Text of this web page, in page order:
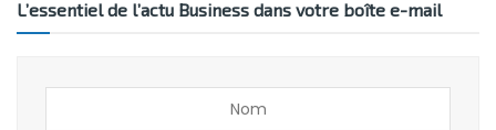
L’essentiel de l’actu Business dans votre boîte e-mail